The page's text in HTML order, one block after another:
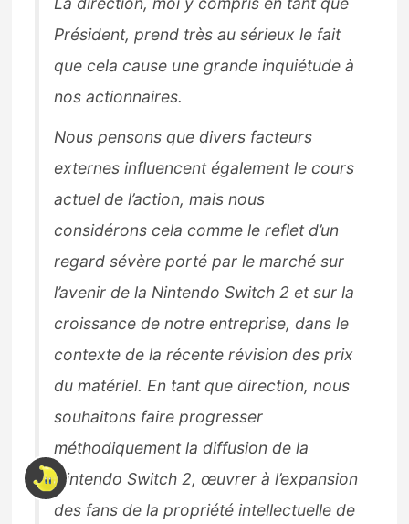
Président, prend très au sérieux le fait
que cela cause une grande inquiétude à
nos actionnaires.
Nous pensons que divers facteurs
externes influencent également le cours
actuel de l’action, mais nous
considérons cela comme le reflet d’un
regard sévère porté par le marché sur
l’avenir de la Nintendo Switch 2 et sur la
croissance de notre entreprise, dans le
contexte de la récente révision des prix
du matériel. En tant que direction, nous
souhaitons faire progresser
méthodiquement la diffusion de la
Nintendo Switch 2, œuvrer à l’expansion
des fans de la propriété intellectuelle de